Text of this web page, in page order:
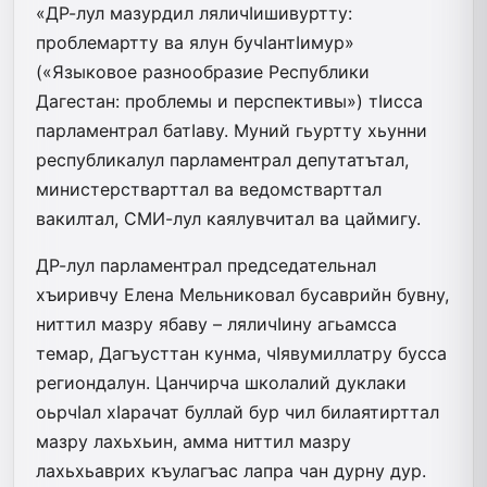
«ДР-лул мазурдил ляличIишивуртту:
проблемартту ва ялун бучIантIимур»
(«Языковое разнообразие Республики
Дагестан: проблемы и перспективы») тIисса
парламентрал батIаву. Муний гьуртту хьунни
республикалул парламентрал депутатътал,
министерстварттал ва ведомстварттал
вакилтал, СМИ-лул каялувчитал ва цаймигу.
ДР-лул парламентрал председательнал
хъиривчу Елена Мельниковал бусаврийн бувну,
ниттил мазру ябаву – ляличIину агьамсса
темар, Дагъусттан кунма, чIявумиллатру бусса
региондалун. Цанчирча школалий дуклаки
оьрчIал хIарачат буллай бур чил билаятирттал
мазру лахьхьин, амма ниттил мазру
лахьхьаврих къулагъас лапра чан дурну дур.